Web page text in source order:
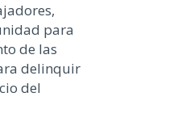
para
de las
delinquir
del